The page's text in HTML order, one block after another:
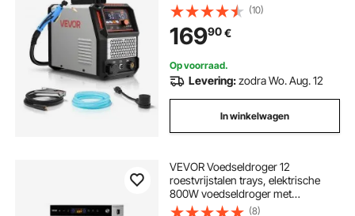
met 2T/4T-functie en instelbare
PA/PT-tijd, ideaal voor
thuisreparaties en werkplaatsen.
(10)
16990€
Op voorraad.
Levering:zodra Wo. Aug. 12
In winkelwagen
VEVOR Voedseldroger 12
roestvrijstalen trays, elektrische
800W voedseldroger met
instelbare temperatuur, vriesdroger
(8)